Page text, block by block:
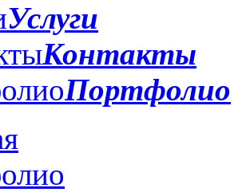
Услуги
Контакты
Портфолио